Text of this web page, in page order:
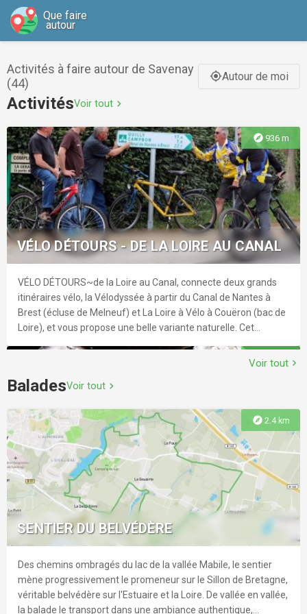
Que faire
autour
Activités à faire autour de Savenay
(44)
gps_fixedAutour de moi
ActivitésVoir tout chevron_right
explore 936 m
VÉLO DÉTOURS - DE LA LOIRE AU CANAL
VÉLO DÉTOURS~de la Loire au Canal, connecte deux grands
itinéraires vélo, la Vélodyssée à partir du Canal de Nantes à
Brest (écluse de Melneuf) et La Loire à Vélo à Couëron (bac de
Loire), et vous propose une belle variante naturelle. Cet
les petits chemins de campagne et de marais. Le parcours est
producteurs locaux pour vous ravitailler en toute simplicité.
explore
VÉLO DÉTOURS - LA BALADE DES
ROSELIÈRES
Reliant le Pôle de Loisirs du Lac à Savenay et le village de
Lavau-sur-Loire, VÉLO DÉTOURS~la Balade des Roselières est
un cheminement de 8 kilomètres dans le marais du Syl et
ponctué de 2 Nids Observatoires.
explore1.7 km
Voir tout chevron_right
BaladesVoir tout chevron_right
explore 2.4 km
SENTIER DU BELVÉDÈRE
Des chemins ombragés du lac de la vallée Mabile, le sentier
mène progressivement le promeneur sur le Sillon de Bretagne,
véritable belvédère sur l'Estuaire et la Loire. De vallée en vallée,
la balade le transport dans une ambiance authentique,